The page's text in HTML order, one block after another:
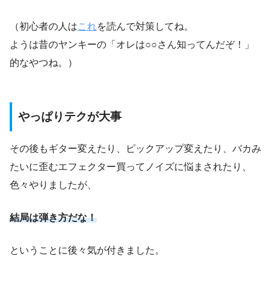
（初心者の人はこれを読んで対策してね。
ようは昔のヤンキーの「オレは○○さん知ってんだぞ！」
的なやつね。）
やっぱりテクが大事
その後もギター変えたり、ピックアップ変えたり、バカみ
たいに歪むエフェクター買ってノイズに悩まされたり、
色々やりましたが、
結局は弾き方だな！
ということに後々気が付きました。